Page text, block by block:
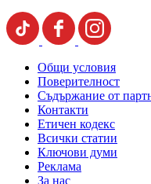
Общи условия
Поверителност
Съдържание от
Контакти
Етичен кодекс
Всички статии
Ключови думи
Реклама
За нас